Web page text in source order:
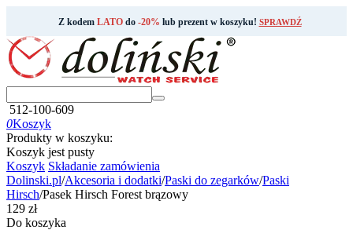
Z kodem LATOdo -20% lub prezent w koszyku! SPRAWDŹ
512-100-609
0Koszyk
Produkty w koszyku:
Koszyk jest pusty
Koszyk Składanie zamówienia
Dolinski.pl/Akcesoria i dodatki/Paski do zegarków/Paski
Hirsch/Pasek Hirsch Forest brązowy
‍129‍ zł
Do koszyka